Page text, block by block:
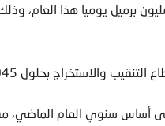
إنتاج الولايات المتحدة من النفط بأكثر من 13.5
من الخام بنسبة 9 في المئة على أساس